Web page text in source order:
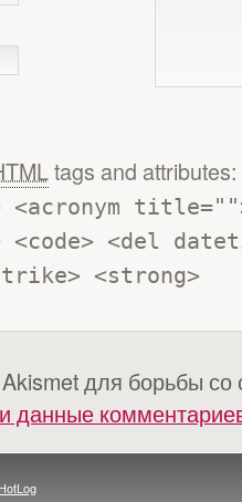
tags and attributes:
<del
<strong>
Akismet для борьбы
данные